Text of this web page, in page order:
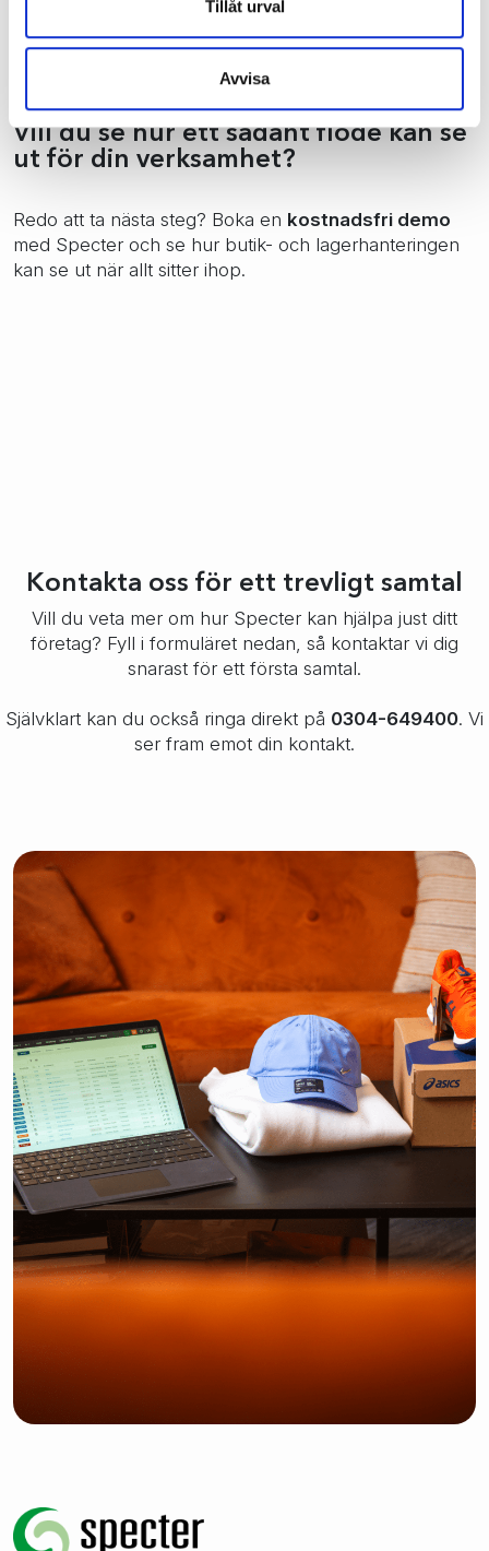
Tillåt urval
Avvisa
sedan anpassats för fler kanaler har ofta
begränsningar som märks när trycket ökar. Börjar du
med rätt grund är det betydligt lättare att skala.
Vill du se hur ett sådant flöde kan se
ut för din verksamhet?
Redo att ta nästa steg? Boka en kostnadsfri demo
med Specter och se hur butik- och lagerhanteringen
kan se ut när allt sitter ihop.
Kontakta oss för ett trevligt samtal
Vill du veta mer om hur Specter kan hjälpa just ditt
företag? Fyll i formuläret nedan, så kontaktar vi dig
snarast för ett första samtal.
Självklart kan du också ringa direkt på 0304-649400. Vi
ser fram emot din kontakt.